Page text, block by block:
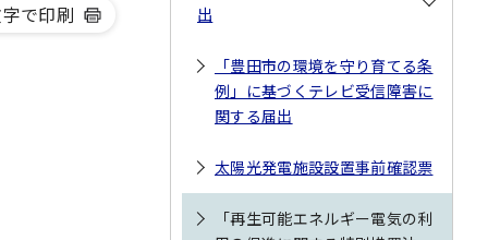
で印刷
出
「豊田市の環境を守り育てる条
例」に基づくテレビ受信障害に
関する届出
太陽光発電施設設置事前確認票
「再生可能エネルギー電気の利